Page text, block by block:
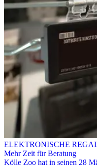
ELEKTRONISCHE
Mehr Zeit für Beratung
Kölle Zoo hat in seinen 28